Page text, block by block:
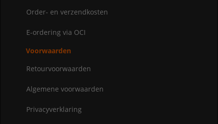
Order- en verzendkosten
E-ordering via OCI
Voorwaarden
Retourvoorwaarden
Algemene voorwaarden
Privacyverklaring